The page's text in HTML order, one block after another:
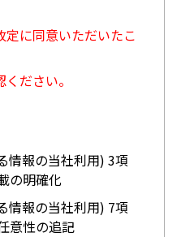
定に同意いただいたこ
ださい。
情報の当社利用) 3項
の明確化
情報の当社利用) 7項
意性の追記